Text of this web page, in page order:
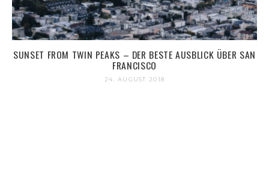
SUNSET FROM TWIN PEAKS – DER BESTE AUSBLICK ÜBER SAN
FRANCISCO
24. AUGUST 2018